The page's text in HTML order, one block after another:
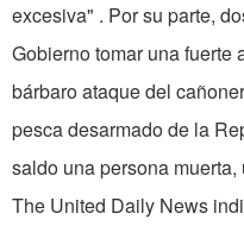
excesiva" . Por su parte,
Gobierno tomar una fuerte
bárbaro ataque del
pesca desarmado de la
saldo una persona
The United Daily News